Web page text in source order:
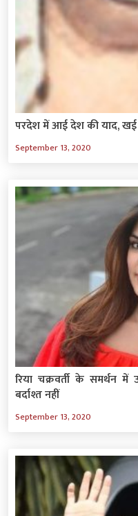
परदेश में आई देश की याद, खई
September 13, 2020
रिया चक्रवर्ती के समर्थन में
बर्दाश्त नहीं
September 13, 2020